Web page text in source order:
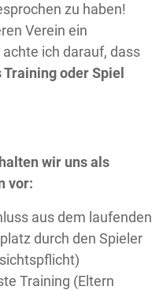
zu haben!
Verein ein
ich darauf, dass
oder Spiel
wir uns als
vor:
aus dem laufenden
durch den Spieler
Training (Eltern